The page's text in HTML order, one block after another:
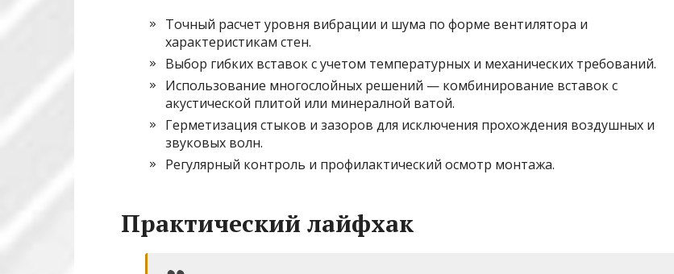
Точный расчет уровня вибрации и шума по форме вентилятора и
характеристикам стен.
Выбор гибких вставок с учетом температурных и механических требований.
Использование многослойных решений — комбинирование вставок с
акустической плитой или минералной ватой.
Герметизация стыков и зазоров для исключения прохождения воздушных и
звуковых волн.
Регулярный контроль и профилактический осмотр монтажа.
Практический лайфхак